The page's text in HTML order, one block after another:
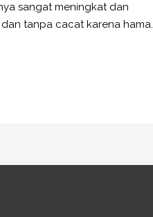
sangat meningkat dan
tanpa cacat karena hama.